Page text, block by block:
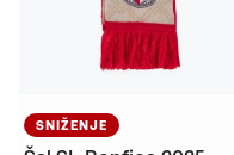
SNIŽENJE